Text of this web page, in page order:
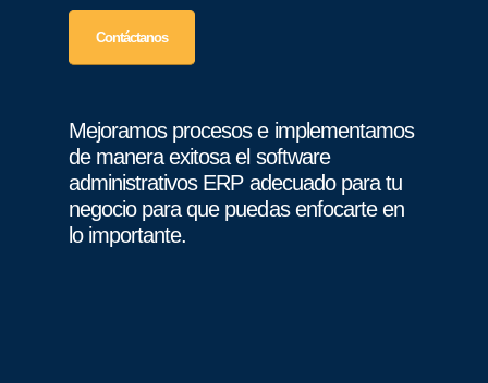
Contáctanos
Mejoramos procesos e implementamos
de manera exitosa el software
administrativos ERP adecuado para tu
negocio para que puedas enfocarte en
lo importante.